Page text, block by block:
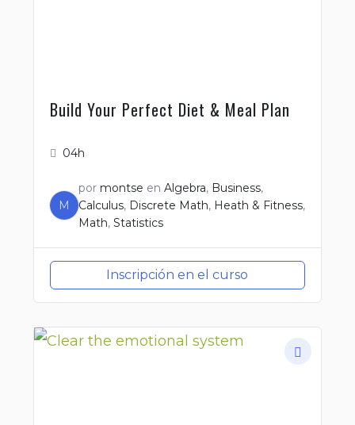
Build Your Perfect Diet & Meal Plan
04h
M
por montse en Algebra, Business,
Calculus, Discrete Math, Heath & Fitness,
Math, Statistics
Inscripción en el curso